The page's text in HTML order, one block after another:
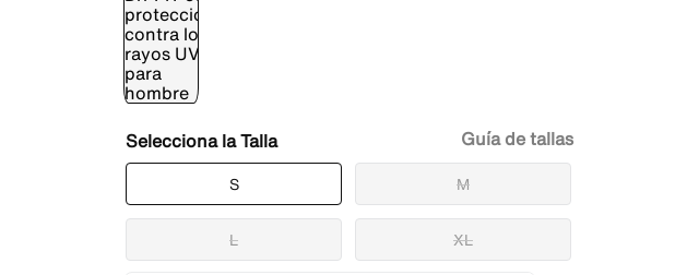
Talla
S M
L XL
Guía de tallas